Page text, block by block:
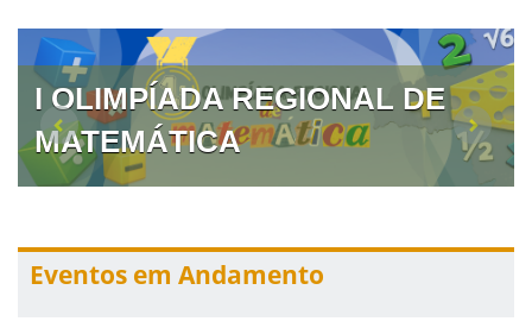
I OLIMPÍADA REGIONAL DE
MATEMÁTICA
Eventos em Andamento